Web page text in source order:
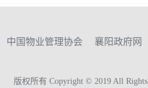
中国物业管理协会 襄阳政府网
版权所有 Copyright © 2019 All Rights